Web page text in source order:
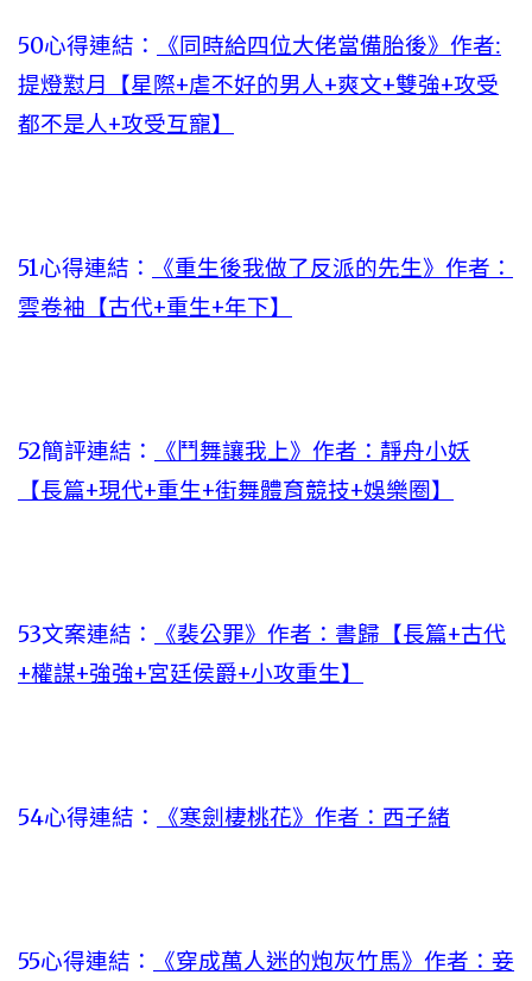
50心得連結：
《同時給四位大佬當備胎後》作者:
提燈懟月【星際+虐不好的男人+爽文+雙強+攻受
都不是人+攻受互寵】
51心得連結：
《重生後我做了反派的先生》作者：
雲卷袖【古代+重生+年下】
52簡評連結：
《鬥舞讓我上》作者：靜舟小妖
【長篇+現代+重生+街舞體育競技+娛樂圈】
53文案連結：
《裴公罪》作者：書歸【長篇+古代
+權謀+強強+宮廷侯爵+小攻重生】
54心得連結： 《寒劍棲桃花》作者：西子緒
55心得連結：
《穿成萬人迷的炮灰竹馬》作者：妾